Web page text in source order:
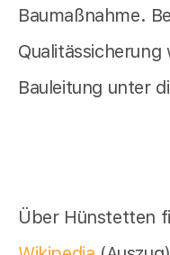
Baumaßnahme.
Bauleitung unter
Über Hünstetten